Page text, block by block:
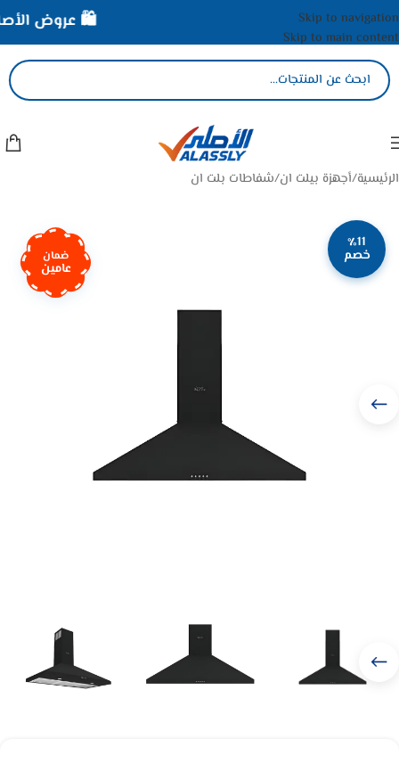
Skip to navigation
Skip to main content
الرئيسية/أجهزة بيلت ان/شفاطات بلت ان
٪11
خصم ضمان
عامين
🛍️ عروض